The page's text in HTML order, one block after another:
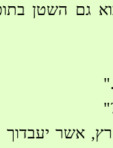
גם השטן
אשר יעבדוך